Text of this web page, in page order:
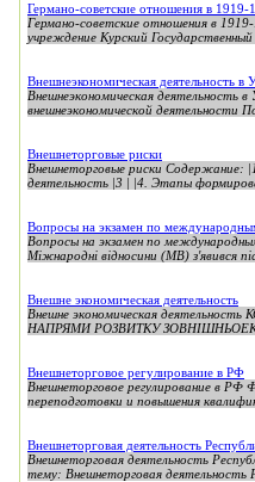
Германо-советские отношения в 1919-
Германо-советские отношения в
учреждение Курский
Внешнеэкономическая деятельность в
Внешнеэкономическая деятельность
внешнеэкономической деятельности
Внешнеторговые риски
Внешнеторговые риски Содержание:
деятельность |3 | |4. Этапы
Вопросы на экзамен по
Вопросы на экзамен по
Міжнародні відносини (МВ) з'явився
Внешне экономическая деятельность
Внешне экономическая
НАПРЯМИ РОЗВИТКУ
Внешнеторговое регулирование в РФ
Внешнеторговое регулирование
переподготовки и повышения
Внешнеторговая деятельность
Внешнеторговая деятельность
тему: Внешнеторговая